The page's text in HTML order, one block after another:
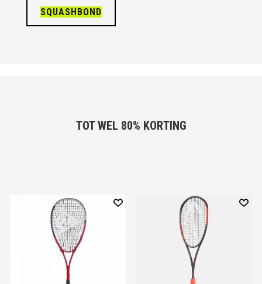
SQUASHBOND
TOT WEL 80% KORTING